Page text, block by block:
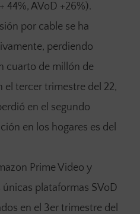
44%, AVoD +26%).
por cable se ha
perdiendo
cuarto de millón de
el tercer trimestre del 22,
en el segundo
en los hogares es del
Prime Video y
plataformas SVoD
en el 3er trimestre del